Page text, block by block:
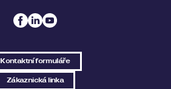
Kontaktní formuláře
Zákaznická linka